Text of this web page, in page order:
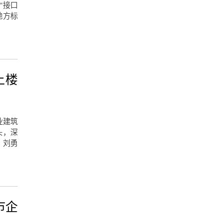
接口
方标
楼
建筑
，深
刘勇
企